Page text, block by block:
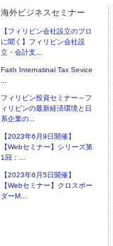
海外ビジネスセミナー
【フィリピン会社設立のプロ
に聞く】フィリピン会社設
立・会計支...
Faith Internatinal Tax Sevice
フィリピン投資セミナー～フ
ィリピンの最新経済環境と日
系企業の...
【2023年6月9日開催】
【Webセミナー】シリーズ第
1回：...
【2023年6月5日開催】
【Webセミナー】クロスボー
ダーM...